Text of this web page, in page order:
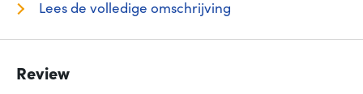
Lees de volledige omschrijving
Review